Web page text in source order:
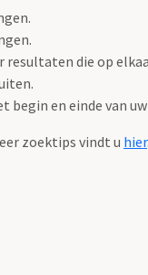
resultaten die op
begin en einde van
zoektips vindt u hier.